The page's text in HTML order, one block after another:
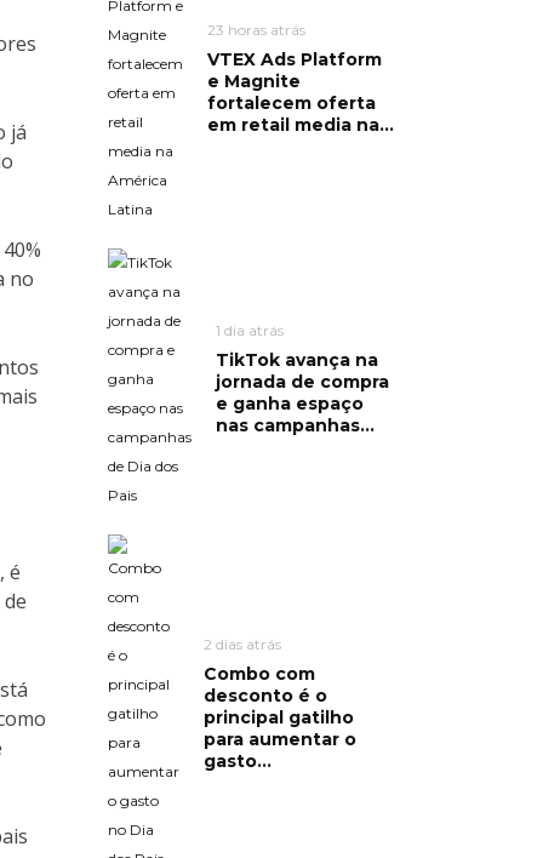
já
no
é
23 horas atrás
VTEX Ads Platform
e Magnite
fortalecem oferta
em retail media na...
1 dia atrás
TikTok avança na
jornada de compra
e ganha espaço
nas campanhas...
2 dias atrás
Combo com
desconto é o
principal gatilho
para aumentar o
gasto...